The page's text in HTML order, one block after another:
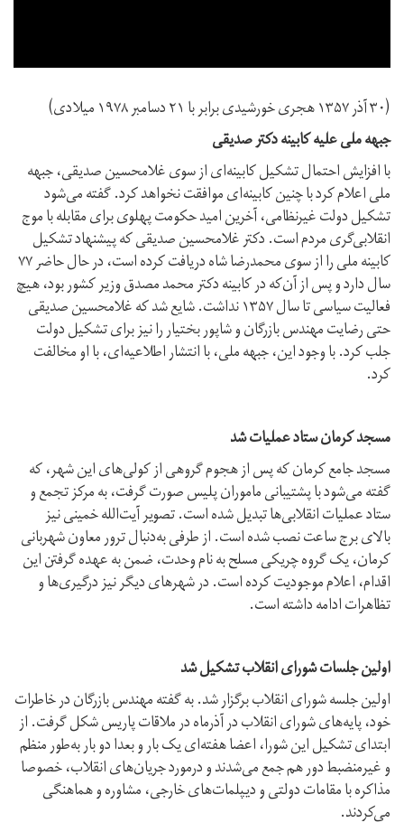
(۳۰ آذر ۱۳۵۷ هجری خورشیدی برابر با ۲۱ دسامبر ۱۹۷۸ میلادی)
جبهه ملی علیه کابینه دکتر صدیقی
با افزایش احتمال تشکیل کابینه‌ای از سوی غلامحسین صدیقی، جبهه
ملی اعلام کرد با چنین کابینه‌ای موافقت نخواهد کرد. گفته می‌شود
تشکیل دولت غیرنظامی، آخرین امید حکومت پهلوی برای مقابله با موج
انقلابی‌گری مردم است. دکتر غلامحسین صدیقی که پیشنهاد تشکیل
کابینه ملی را از سوی محمدرضا شاه دریافت کرده است، در حال حاضر ۷۷
سال دارد و پس از آن‌که در کابینه دکتر محمد مصدق وزیر کشور بود، هیچ
فعالیت سیاسی تا سال ۱۳۵۷ نداشت. شایع شد که غلامحسین صدیقی
حتی رضایت مهندس بازرگان و شاپور بختیار را نیز برای تشکیل دولت
جلب کرد. با وجود این، جبهه ملی، با انتشار اطلاعیه‌ای، با او مخالفت
کرد.
مسجد کرمان ستاد عملیات شد
مسجد جامع کرمان که پس از هجوم گروهی از کولی‌های این شهر، که
گفته می‌شود با پشتیبانی ماموران پلیس صورت گرفت، به مرکز تجمع و
ستاد عملیات انقلابی‌ها تبدیل شده است. تصویر آیت‌الله خمینی نیز
بالای برج ساعت نصب شده است. از طرفی به‌دنبال ترور معاون شهربانی
کرمان، یک گروه چریکی مسلح به نام وحدت، ضمن به عهده گرفتن این
اقدام، اعلام موجودیت کرده است. در شهرهای دیگر نیز درگیری‌ها و
تظاهرات ادامه داشته است.
اولین جلسات شورای انقلاب تشکیل شد
اولین جلسه شورای انقلاب برگزار شد. به گفته مهندس بازرگان در خاطرات
خود، پایه‌های شورای انقلاب در آذرماه در ملاقات پاریس شکل گرفت. از
ابتدای تشکیل این شورا، اعضا هفته‌ای یک بار و بعدا دو بار به‌طور منظم
و غیر‌منضبط دور هم جمع می‌شدند و در‌مورد جریان‌های انقلاب، خصوصا
مذاکره با مقامات دولتی و دیپلمات‌های خارجی، مشاوره و هماهنگی
می‌کردند.